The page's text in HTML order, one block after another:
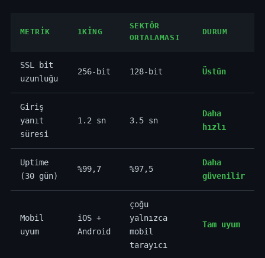
METRIK 1KING
SEKTÖR
ORTALAMASI
DURUM
SSL bit
uzunluğu
256-bit 128-bit Üstün
Giriş
yanıt
süresi
1.2 sn 3.5 sn
Daha
hızlı
Uptime
(30 gün)
%99,7 %97,5
Daha
güvenilir
Mobil
uyum
iOS +
Android
çoğu
yalnızca
mobil
tarayıcı
Tam uyum